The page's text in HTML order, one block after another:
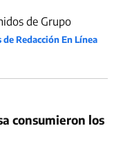
de Grupo
de Redacción En Línea
consumieron los